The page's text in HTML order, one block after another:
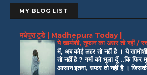
MY BLOG LIST
मधेपुरा टुडे | Madhepura Today |
ये खामोशी, तूफान का असर तो नहीं /
में, अब कोई लहर तो नहीं है । ये
तो नहीं है ? गमों को भुला दूँ ..कि फिर
आसान इतना, सफर तो नहीं है ।